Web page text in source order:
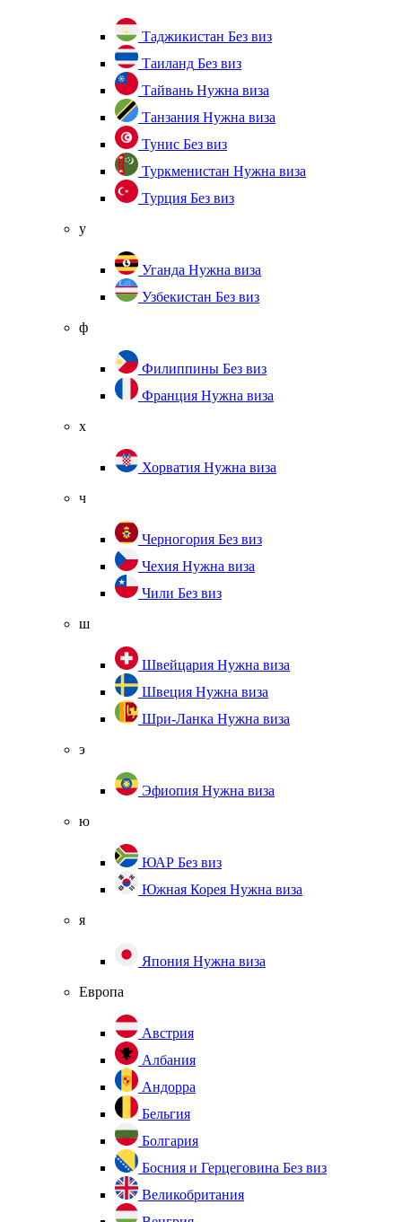
Таджикистан Без виз
Таиланд Без виз
Тайвань Нужна виза
Танзания Нужна виза
Тунис Без виз
Туркменистан Нужна виза
Турция Без виз
у
Уганда Нужна виза
Узбекистан Без виз
ф
Филиппины Без виз
Франция Нужна виза
х
Хорватия Нужна виза
ч
Черногория Без виз
Чехия Нужна виза
Чили Без виз
ш
Швейцария Нужна виза
Швеция Нужна виза
Шри-Ланка Нужна виза
э
Эфиопия Нужна виза
ю
ЮАР Без виз
Южная Корея Нужна виза
я
Япония Нужна виза
Европа
Австрия
Албания
Андорра
Бельгия
Болгария
Босния и Герцеговина Без виз
Великобритания